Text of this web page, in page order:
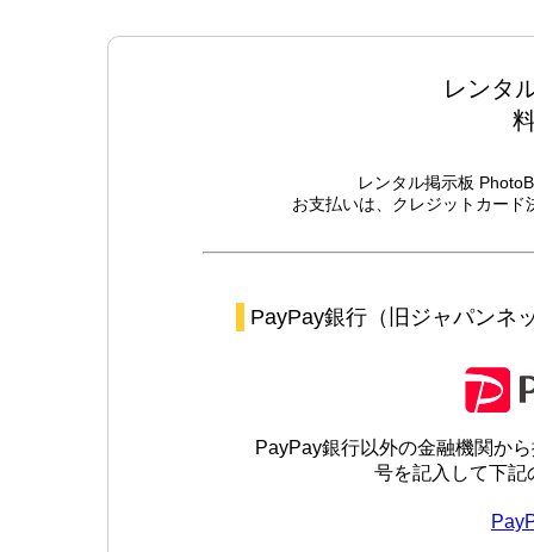
レンタ
レンタル掲示板
お支払いは、クレジットカー
PayPay銀行（旧ジャパンネ
PayPay銀行以外の金融機関か
号を記入して下記